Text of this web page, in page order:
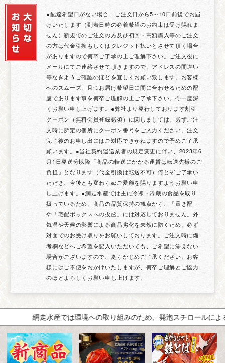
●配達希望日がない場合、ご注文日から5～10日前後でお届
けいたします（到着日時の必着希望のお約束は受け賜れま
せん）新規でのご注文の方及び初回・高額購入等のご注文
の方は代金引換もしくはクレジット払いとさせて頂く場合
がありますので何卒ご了承の上ご理解下さい。ご注文後に
メールにてご連絡させて頂きますので、アドレスの間違い
等なきようご確認のほどを宜しくお願い致します。お客様
へのスムーズ、且つお届け希望日に間に合わせるための配
慮であります事を何卒ご理解の上ご了承下さい。今一度深
くお願い申し上げます。●弊社より発行しております割引
クーポン（無料会員登録必須）に関しましては、必ずご注
文時に所定の個所にクーポン番号をご入力ください。注文
完了後のお申し出にはご対応できかねますので予めご了承
願います。●当社契約運送業者の規定変更に伴い、2023年6
月1日発送分以降「商品の転送にかかる運賃は転送先様のご
負担」となります（代金引換は転送不可）何とぞご了承い
ただき、今後とも変わらぬご愛顧を賜りますようお願い申
し上げます。●網走水産では主に冷凍・冷蔵の食品を取り
扱っているため、商品の品質保持の観点から、「置き配」
や「宅配ボックスへの投函」には対応しておりません。外
気温や天候の影響による商品劣化を未然に防ぐため、必ず
対面でのお受け取りをお願いしております。ご注文時に備
考欄などへご希望を記入いただいても、ご希望に添えない
場合がございますので、あらかじめご了承ください。お客
様にはご不便をおかけいたしますが、何卒ご理解とご協力
のほどよろしくお願い申し上げます。
網走水産では環境への取り組みのため、発泡スチロールによる